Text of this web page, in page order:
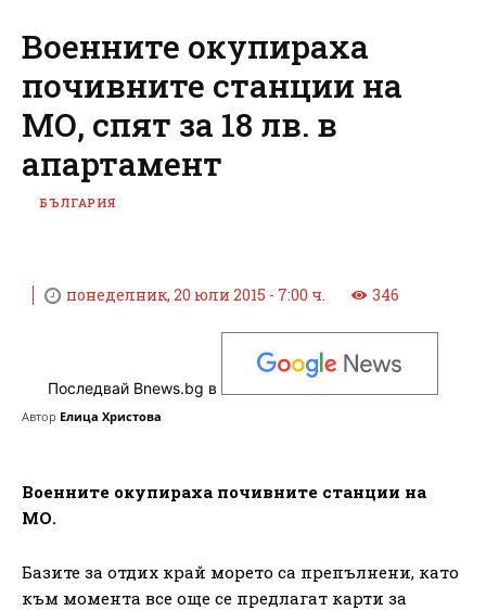
Военните окупираха
почивните станции на
МО, спят за 18 лв. в
апартамент
БЪЛГАРИЯ
понеделник, 20 юли 2015 - 7:00 ч. 346
Последвай Bnews.bg в
Автор Елица Христова
Военните окупираха почивните станции на
МО.
Базите за отдих край морето са препълнени, като
към момента все още се предлагат карти за